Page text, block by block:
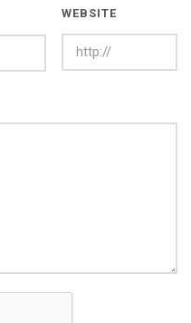
WEBSITE